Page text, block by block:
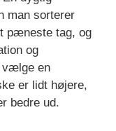
man sorterer
pæneste tag, og
og
vælge en
er lidt højere,
bedre ud.